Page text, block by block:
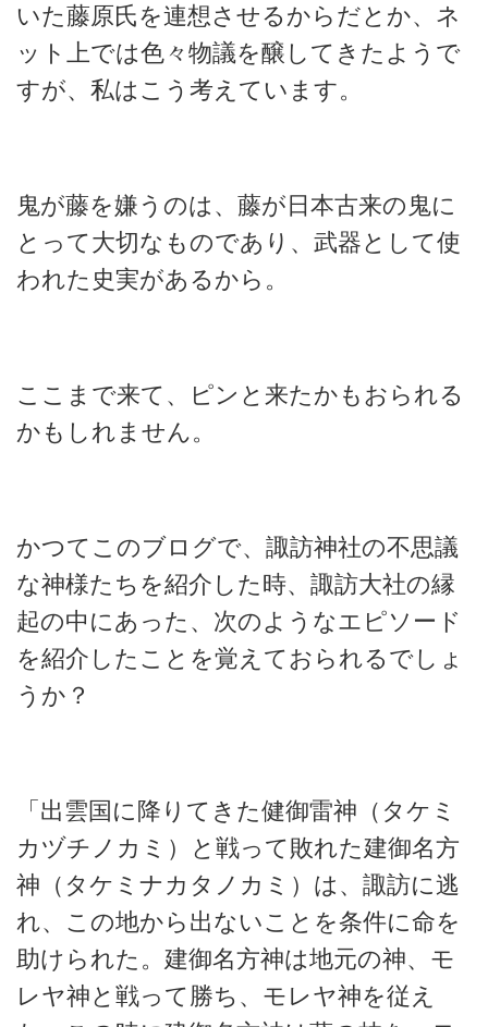
いた藤原氏を連想させるからだとか、ネ
ット上では色々物議を醸してきたようで
すが、私はこう考えています。
鬼が藤を嫌うのは、藤が日本古来の鬼に
とって大切なものであり、武器として使
われた史実があるから。
ここまで来て、ピンと来たかもおられる
かもしれません。
かつてこのブログで、諏訪神社の不思議
な神様たちを紹介した時、諏訪大社の縁
起の中にあった、次のようなエピソード
を紹介したことを覚えておられるでしょ
うか？
「出雲国に降りてきた健御雷神（タケミ
カヅチノカミ）と戦って敗れた建御名方
神（タケミナカタノカミ）は、諏訪に逃
れ、この地から出ないことを条件に命を
助けられた。建御名方神は地元の神、モ
レヤ神と戦って勝ち、モレヤ神を従え